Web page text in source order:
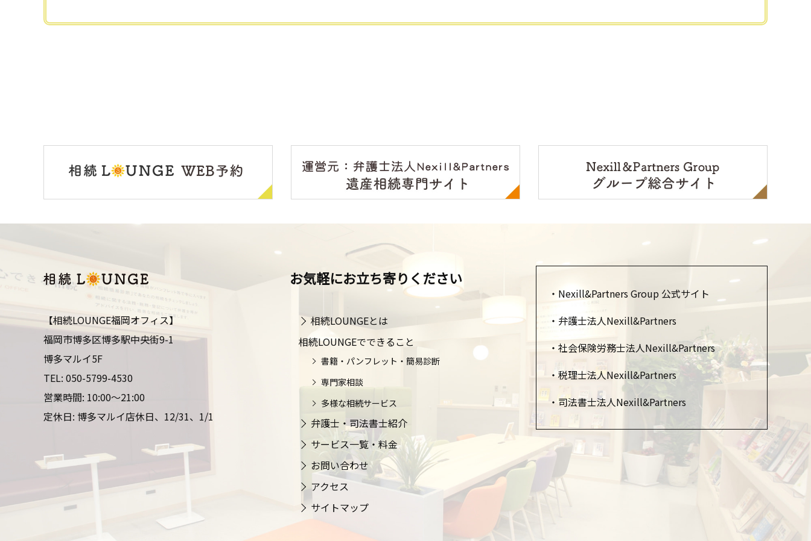
【相続LOUNGE福岡オフィス】
福岡市博多区博多駅中央街9-1
博多マルイ5F
TEL: 050-5799-4530
営業時間: 10:00～21:00
定休日: 博多マルイ店休日、12/31、1/1
お気軽にお立ち寄りください
相続LOUNGEとは
相続LOUNGEでできること
書籍・パンフレット・簡易診断
専門家相談
多様な相続サービス
弁護士・司法書士紹介
サービス一覧・料金
お問い合わせ
アクセス
サイトマップ
Nexill&Partners Group 公式サイト
弁護士法人Nexill&Partners
社会保険労務士法人Nexill&Partners
税理士法人Nexill&Partners
司法書士法人Nexill&Partners